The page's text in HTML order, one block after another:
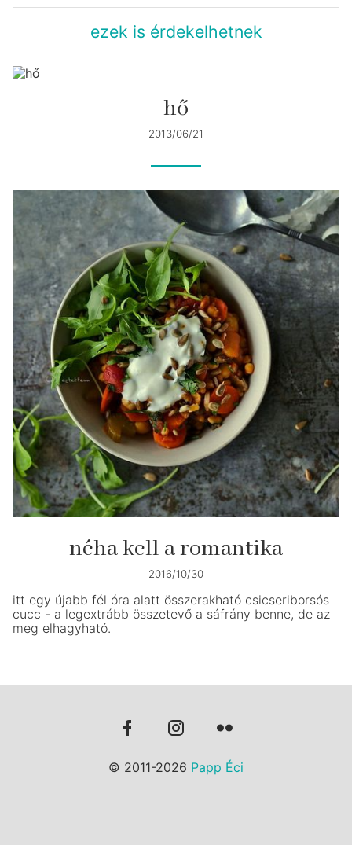
ezek is érdekelhetnek
hő
2013/06/21
néha kell a romantika
2016/10/30
itt egy újabb fél óra alatt összerakható csicseriborsós
cucc - a legextrább összetevő a sáfrány benne, de az
meg elhagyható.
© 2011-2026 Papp Éci